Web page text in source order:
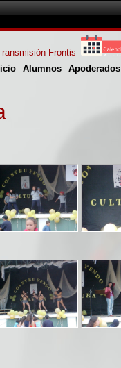
Alumnos Apoderados
Frontis